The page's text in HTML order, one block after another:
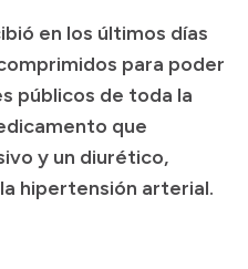
en los últimos días
para poder
públicos de toda la
que
y un diurético,
hipertensión arterial.